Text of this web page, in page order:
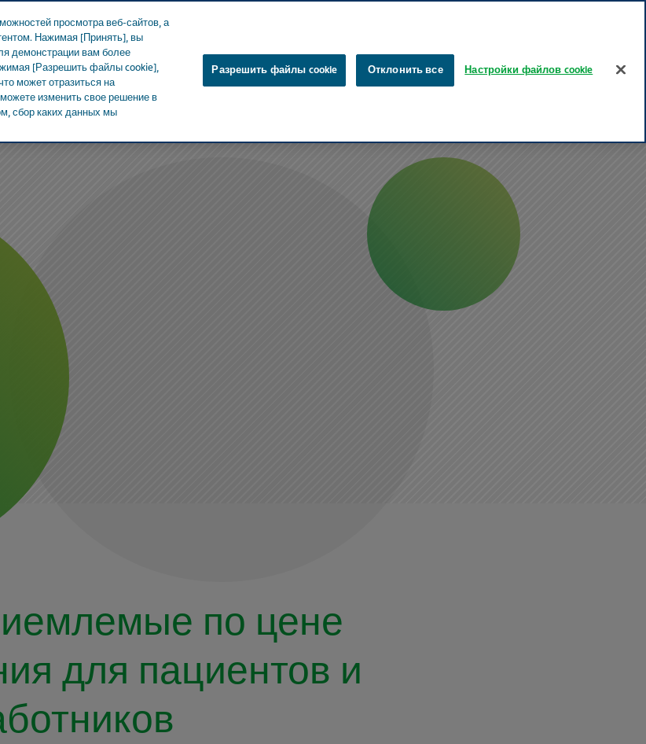
О Teva Новости и СМИ
по цене
для пациентов и
просмотра веб-сайтов, а
Нажимая [Принять], вы
демонстрации вам более
[Разрешить файлы cookie],
может отразиться на
изменить свое решение в
сбор каких данных мы
Разрешить файлы cookie Отклонить все Настройки файлов cookie